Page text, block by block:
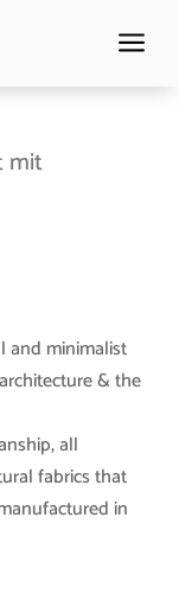
a
mit
and minimalist
& the
all
fabrics that
in